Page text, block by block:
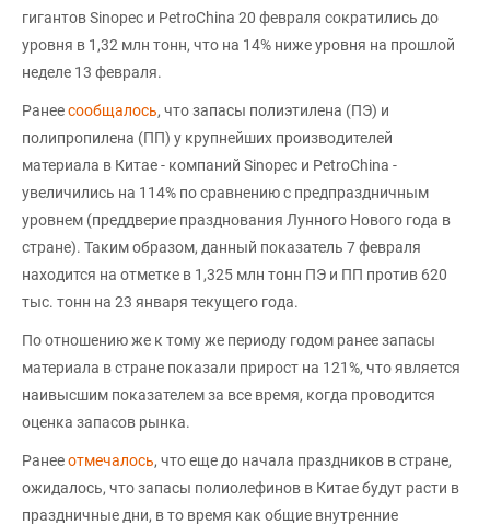
гигантов Sinopec и PetroChina 20 февраля сократились до
уровня в 1,32 млн тонн, что на 14% ниже уровня на прошлой
неделе 13 февраля.
Ранеесообщалось, что запасы полиэтилена (ПЭ) и
полипропилена (ПП) у крупнейших производителей
материала в Китае - компаний Sinopec и PetroChina -
увеличились на 114% по сравнению с предпраздничным
уровнем (преддверие празднования Лунного Нового года в
стране). Таким образом, данный показатель 7 февраля
находится на отметке в 1,325 млн тонн ПЭ и ПП против 620
тыс. тонн на 23 января текущего года.
По отношению же к тому же периоду годом ранее запасы
материала в стране показали прирост на 121%, что является
наивысшим показателем за все время, когда проводится
оценка запасов рынка.
Ранееотмечалось, что еще до начала праздников в стране,
ожидалось, что запасы полиолефинов в Китае будут расти в
праздничные дни, в то время как общие внутренние